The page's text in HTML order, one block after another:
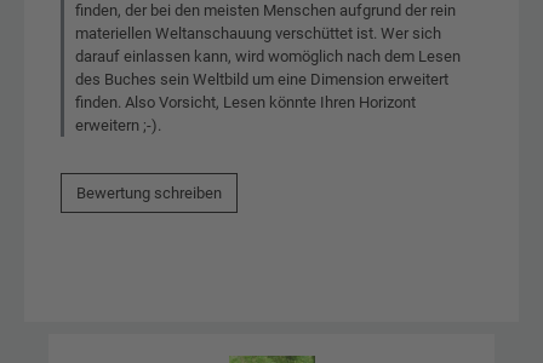
finden, der bei den meisten Menschen aufgrund der rein
materiellen Weltanschauung verschüttet ist. Wer sich
darauf einlassen kann, wird womöglich nach dem Lesen
des Buches sein Weltbild um eine Dimension erweitert
finden. Also Vorsicht, Lesen könnte Ihren Horizont
erweitern ;-).
Bewertung schreiben